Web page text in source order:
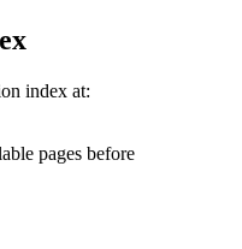
index at:
pages before